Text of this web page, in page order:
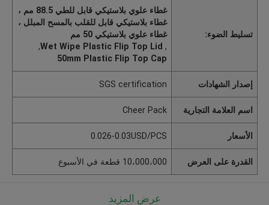
تسليط الضوء:
غطاء علوي بلاستيكي قابل للطي 88.5 مم ،
غطاء بلاستيكي قابل للقلب بالمسح المبلل ،
غطاء علوي بلاستيكي 50 مم
,
Wet Wipe Plastic Flip Top Lid
,
50mm Plastic Flip Top Cap
إصدار الشهادات SGS certification
اسم العلامة التجارية Cheer Pack
الأسعار 0.026-0.03USD/PCS
القدرة على العرض 10،000،000 قطعة في الأسبوع
عرض المزيد